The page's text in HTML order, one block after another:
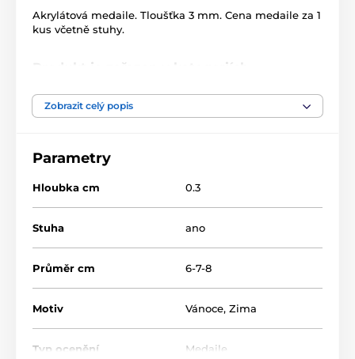
Akrylátová medaile. Tloušťka 3 mm. Cena medaile za 1
kus včetně stuhy.
Produkt je zařazen v kategoriích
Vánoce MDAK002
Zobrazit celý popis
Parametry
Hloubka cm 0.3
Stuha ano
Průměr cm 6-7-8
Motiv Vánoce, Zima
Typ ocenění Medaile